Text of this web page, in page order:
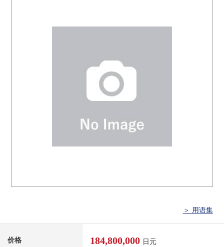
＞ 用语集
价格 184,800,000 日元